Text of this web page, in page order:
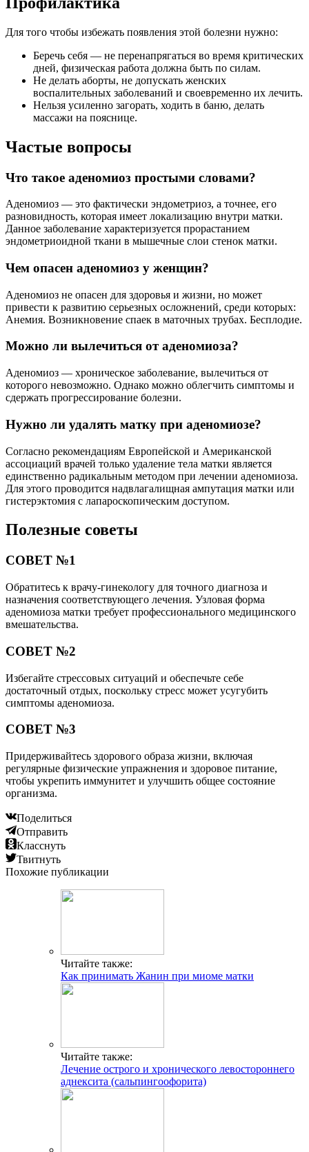
Для того чтобы избежать появления этой болезни нужно:
Беречь себя — не перенапрягаться во время критических
дней, физическая работа должна быть по силам.
Не делать аборты, не допускать женских
воспалительных заболеваний и своевременно их лечить.
Нельзя усиленно загорать, ходить в баню, делать
массажи на пояснице.
Частые вопросы
Что такое аденомиоз простыми словами?
Аденомиоз — это фактически эндометриоз, а точнее, его
разновидность, которая имеет локализацию внутри матки.
Данное заболевание характеризуется прорастанием
эндометриоидной ткани в мышечные слои стенок матки.
Чем опасен аденомиоз у женщин?
Аденомиоз не опасен для здоровья и жизни, но может
привести к развитию серьезных осложнений, среди которых:
Анемия. Возникновение спаек в маточных трубах. Бесплодие.
Можно ли вылечиться от аденомиоза?
Аденомиоз — хроническое заболевание, вылечиться от
которого невозможно. Однако можно облегчить симптомы и
сдержать прогрессирование болезни.
Нужно ли удалять матку при аденомиозе?
Согласно рекомендациям Европейской и Американской
ассоциаций врачей только удаление тела матки является
единственно радикальным методом при лечении аденомиоза.
Для этого проводится надвлагалищная ампутация матки или
гистерэктомия с лапароскопическим доступом.
Полезные советы
СОВЕТ №1
Обратитесь к врачу-гинекологу для точного диагноза и
назначения соответствующего лечения. Узловая форма
аденомиоза матки требует профессионального медицинского
вмешательства.
СОВЕТ №2
Избегайте стрессовых ситуаций и обеспечьте себе
достаточный отдых, поскольку стресс может усугубить
симптомы аденомиоза.
СОВЕТ №3
Придерживайтесь здорового образа жизни, включая
регулярные физические упражнения и здоровое питание,
чтобы укрепить иммунитет и улучшить общее состояние
организма.
Поделиться
Отправить
Класснуть
Твитнуть
Похожие публикации
Читайте также:
Как принимать Жанин при миоме матки
Читайте также:
Лечение острого и хронического левостороннего
аднексита (сальпингоофорита)